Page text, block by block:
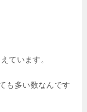
ています。
も多い数なんです